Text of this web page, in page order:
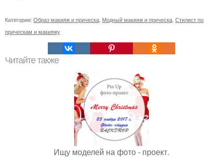
Категории: Образ макияж и прическа Модный макияж и прическа Стилист по
прическам и макияжу
Читайте также
Ищу моделей на фото - проект.